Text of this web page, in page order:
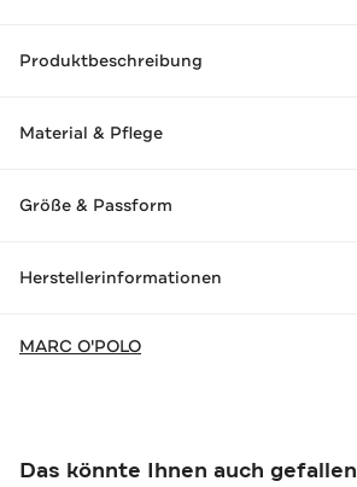
Produktbeschreibung
Material & Pflege
Größe & Passform
Herstellerinformationen
MARC O'POLO
Das könnte Ihnen auch gefallen